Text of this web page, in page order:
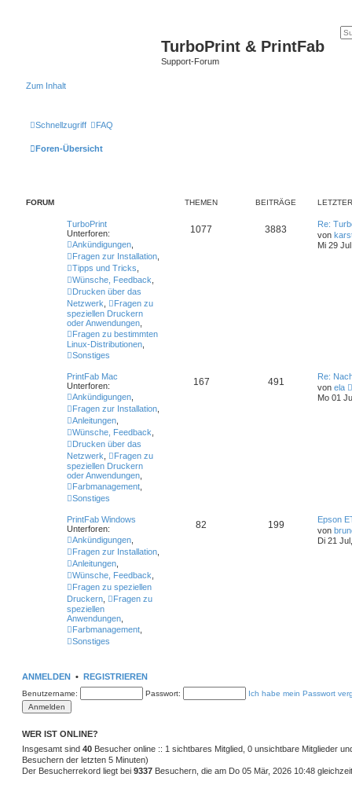
TurboPrint & PrintFab
Support-Forum
Zum Inhalt
Schnellzugriff FAQ
Foren-Übersicht
FORUM THEMEN BEITRÄGE
TurboPrint
Unterforen:
Ankündigungen
Fragen zur Installation
Tipps und Tricks
Wünsche, Feedback
Drucken über das
Netzwerk
Fragen zu
speziellen Druckern
oder Anwendungen
Fragen zu bestimmten
Linux-Distributionen
Sonstiges
1077 3883
Re:
von
Mi 29
PrintFab Mac
Unterforen:
Ankündigungen
Fragen zur Installation
Anleitungen
Wünsche, Feedback
Drucken über das
Netzwerk
Fragen zu
speziellen Druckern
oder Anwendungen
Farbmanagement
Sonstiges
167 491
Re:
von ela
Mo 01
PrintFab Windows
Unterforen:
Ankündigungen
Fragen zur Installation
Anleitungen
Wünsche, Feedback
Fragen zu speziellen
Druckern
Fragen zu
speziellen
Anwendungen
Farbmanagement
Sonstiges
82 199
Epson
von
Di 21
ANMELDEN • REGISTRIEREN
Benutzername: Passwort: Ich habe mein Passwort
WER IST ONLINE?
Insgesamt sind 40 Besucher online :: 1 sichtbares Mitglied, 0 unsichtbare Mitglieder
Besuchern der letzten 5 Minuten)
Der Besucherrekord liegt bei 9337 Besuchern, die am Do 05 Mär, 2026 10:48